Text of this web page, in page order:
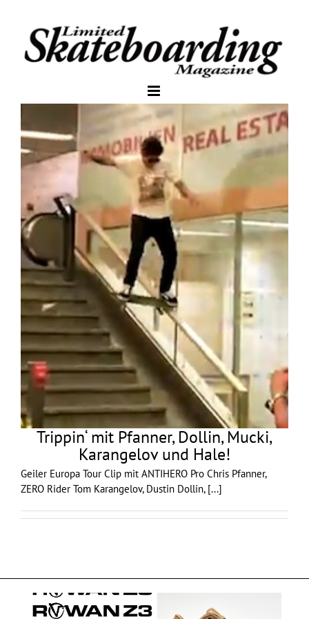
Trippin‘ mit Pfanner, Dollin, Mucki,
Karangelov und Hale!
Geiler Europa Tour Clip mit ANTIHERO Pro Chris Pfanner,
ZERO Rider Tom Karangelov, Dustin Dollin, [...]